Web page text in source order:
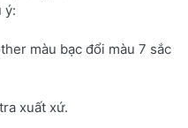
ý:
màu bạc đổi màu 7 sắc
xuất xứ.